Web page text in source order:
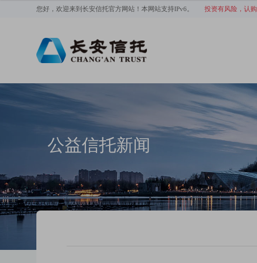
您好，欢迎来到长安信托官方网站！本网站支持IPv6。 投资有风险，认
公益信托新闻